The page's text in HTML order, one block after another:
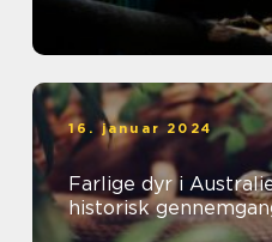
16. januar 2024
Farlige dyr i
historisk